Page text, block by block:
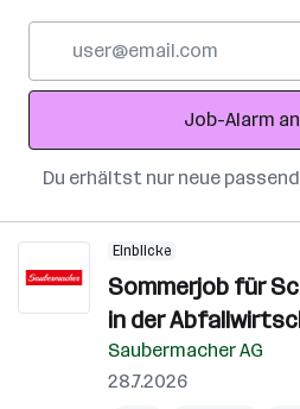
Adresse
Job-Alarm
Du erhältst nur neue
Einblicke
Sommerjob für
in der
Saubermacher AG
28.7.2026